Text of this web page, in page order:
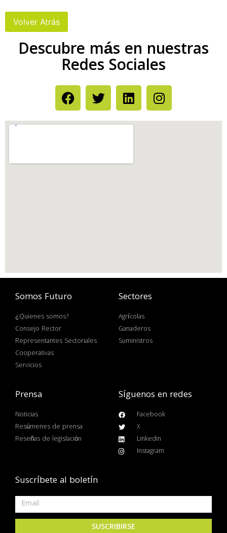
Descubre más en nuestras
Redes Sociales
Somos Futuro
¿Quienes somos?
Consejo Rector
Representantes Sectoriales
Cooperativas
Servicios
Sectores
Agrícolas
Ganaderos
Suministros
Prensa
Noticias
Resúmenes de prensa
Reseñas de legislación
Síguenos en redes
Facebook
X
Linkedin
Instagram
Suscríbete al boletín
SUSCRIBIRSE